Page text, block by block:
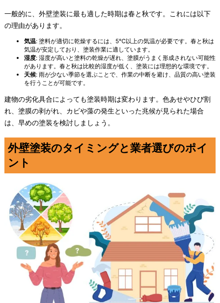
一般的に、外壁塗装に最も適した時期は春と秋です。これには以下
の理由があります。
気温: 塗料が適切に乾燥するには、5℃以上の気温が必要です。春と秋は
気温が安定しており、塗装作業に適しています。
湿度: 湿度が高いと塗料の乾燥が遅れ、塗膜がうまく形成されない可能性
があります。春と秋は比較的湿度が低く、塗装には理想的な環境です。
天候: 雨が少ない季節を選ぶことで、作業の中断を避け、品質の高い塗装
を行うことが可能です。
建物の劣化具合によっても塗装時期は変わります。色あせやひび割
れ、塗膜の剥がれ、カビや藻の発生といった兆候が見られた場合
は、早めの塗装を検討しましょう。
外壁塗装のタイミングと業者選びのポイ
ント